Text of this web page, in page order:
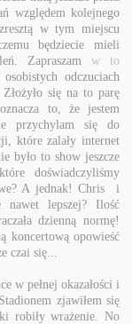
względem kolejnego
w tym miejscu
będziecie mieli
Zapraszamw to
odczuciach
się na to parę
to, że jestem
przychylam się do
które zalały internet
było to show jeszcze
doświadczyliśmy
A jednak! Chris i
lepszej? Ilość
dzienną normę!
koncertową opowieść
czai się...
w pełnej okazałości i
zjawiłem się
robiły wrażenie. No